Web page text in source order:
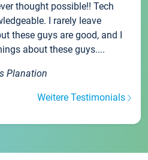
thought possible!! Tech
I rarely leave
these guys are good, and I
about these guys....
Planation
Weitere Testimonials